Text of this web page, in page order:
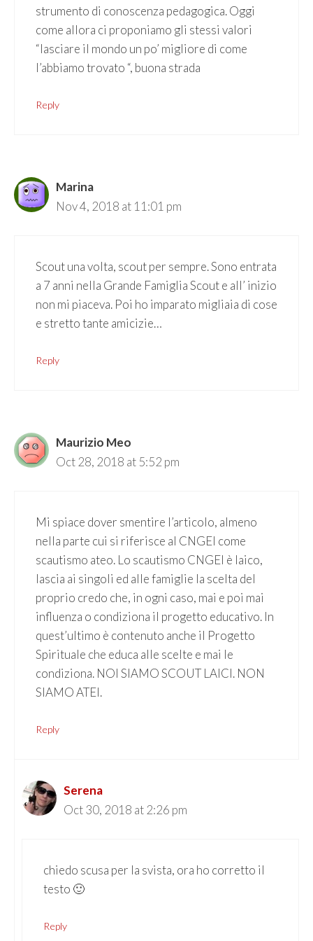
strumento di conoscenza pedagogica. Oggi
come allora ci proponiamo gli stessi valori
“lasciare il mondo un po’ migliore di come
l’abbiamo trovato “, buona strada
Reply
Marina
Nov 4, 2018 at 11:01 pm
Scout una volta, scout per sempre. Sono entrata
a 7 anni nella Grande Famiglia Scout e all’ inizio
non mi piaceva. Poi ho imparato migliaia di cose
e stretto tante amicizie…
Reply
Maurizio Meo
Oct 28, 2018 at 5:52 pm
Mi spiace dover smentire l’articolo, almeno
nella parte cui si riferisce al CNGEI come
scautismo ateo. Lo scautismo CNGEI è laico,
lascia ai singoli ed alle famiglie la scelta del
proprio credo che, in ogni caso, mai e poi mai
influenza o condiziona il progetto educativo. In
quest’ultimo è contenuto anche il Progetto
Spirituale che educa alle scelte e mai le
condiziona. NOI SIAMO SCOUT LAICI. NON
SIAMO ATEI.
Reply
Serena
Oct 30, 2018 at 2:26 pm
chiedo scusa per la svista, ora ho corretto il
testo 🙂
Reply